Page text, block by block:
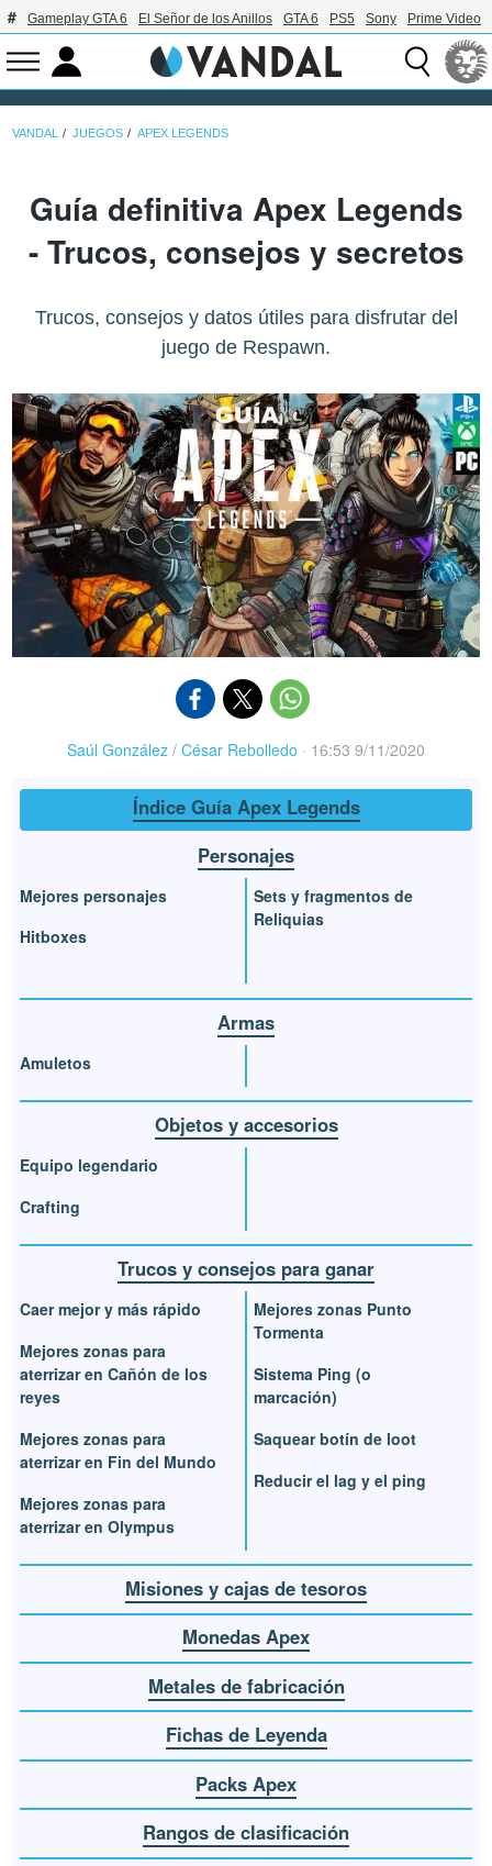
Gameplay GTA 6 El Señor de los Anillos GTA 6 PS5 Sony Prime Video
VANDAL JUEGOS APEX LEGENDS
Guía definitiva Apex Legends
- Trucos, consejos y secretos
Trucos, consejos y datos útiles para disfrutar del
juego de Respawn.
Saúl González / César Rebolledo · 16:53 9/11/2020
Índice Guía Apex Legends
Personajes
Mejores personajes
Hitboxes
Sets y fragmentos de
Reliquias
Armas
Amuletos
Objetos y accesorios
Equipo legendario
Crafting
Trucos y consejos para ganar
Caer mejor y más rápido
Mejores zonas para
aterrizar en Cañón de los
reyes
Mejores zonas para
aterrizar en Fin del Mundo
Mejores zonas para
aterrizar en Olympus
Mejores zonas Punto
Tormenta
Sistema Ping (o
marcación)
Saquear botín de loot
Reducir el lag y el ping
Misiones y cajas de tesoros
Monedas Apex
Metales de fabricación
Fichas de Leyenda
Packs Apex
Rangos de clasificación